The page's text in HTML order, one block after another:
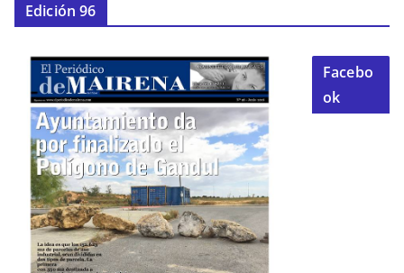
Edición 96
Facebo
ok